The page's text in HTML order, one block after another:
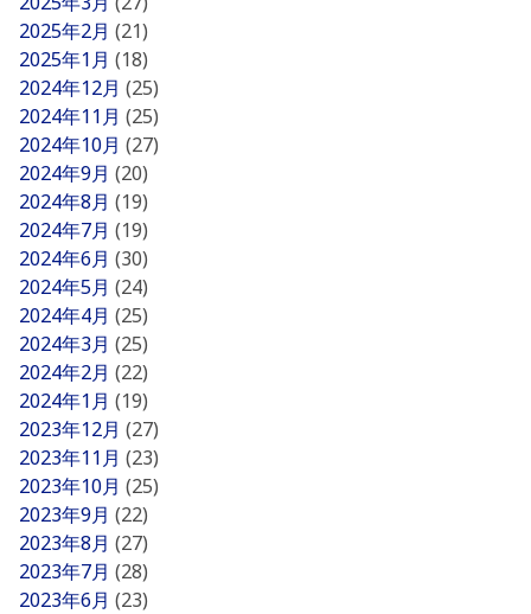
2025年2月 (21)
2025年1月 (18)
2024年12月 (25)
2024年11月 (25)
2024年10月 (27)
2024年9月 (20)
2024年8月 (19)
2024年7月 (19)
2024年6月 (30)
2024年5月 (24)
2024年4月 (25)
2024年3月 (25)
2024年2月 (22)
2024年1月 (19)
2023年12月 (27)
2023年11月 (23)
2023年10月 (25)
2023年9月 (22)
2023年8月 (27)
2023年7月 (28)
2023年6月 (23)